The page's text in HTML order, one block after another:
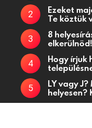
Ezeket
Te köztük
8
Hogy írjuk
LY vagy
helyesen?